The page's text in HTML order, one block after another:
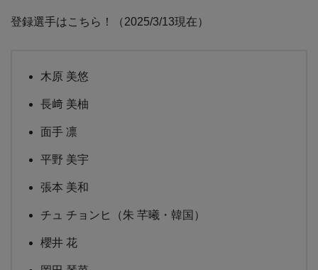
登録選手はこちら！（2025/3/13現在）
木原 美悠
長﨑 美柚
面手 凛
平野 美宇
張本 美和
チュ チョンヒ（朱 芊曦・韓国）
櫻井 花